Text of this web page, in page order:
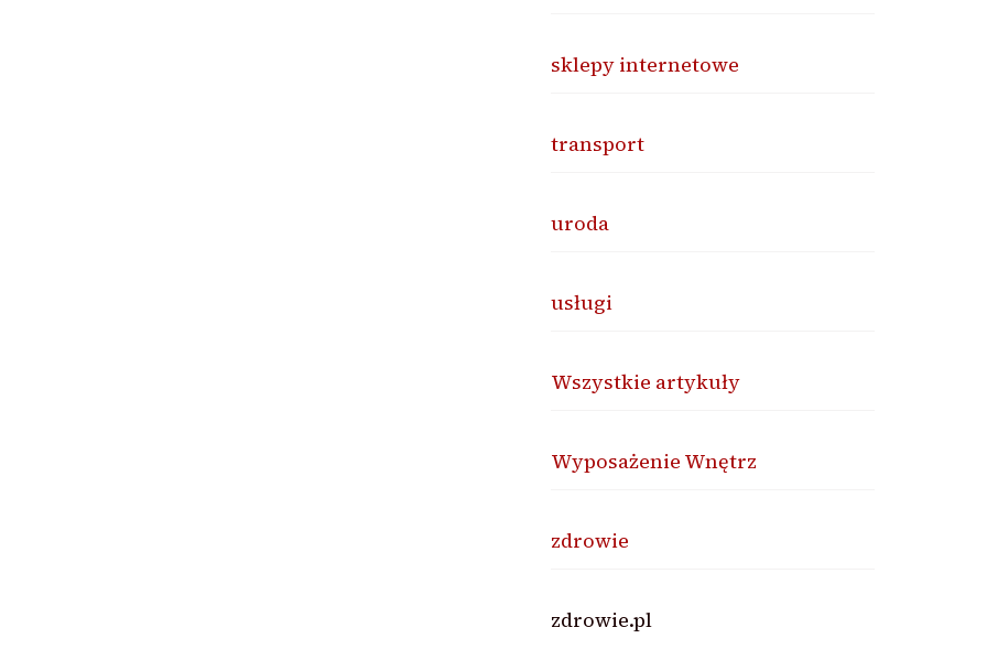
sklepy internetowe
transport
uroda
usługi
Wszystkie artykuły
Wyposażenie Wnętrz
zdrowie
zdrowie.pl